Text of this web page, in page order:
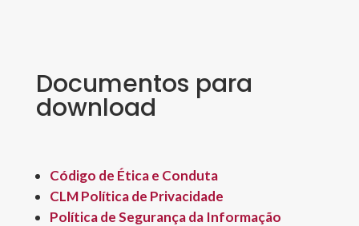
Documentos para
download
Código de Ética e Conduta
CLM Política de Privacidade
Política de Segurança da Informação